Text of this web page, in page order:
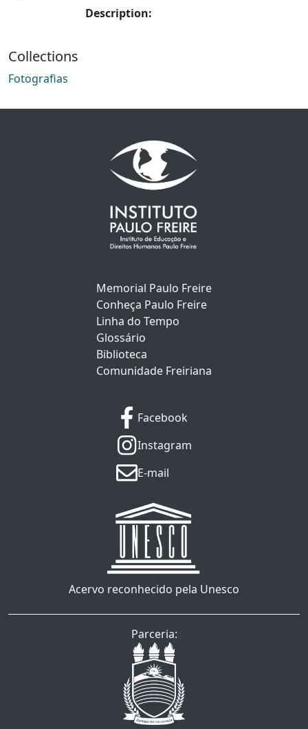
Description:
Collections
Fotografias
Memorial Paulo Freire
Conheça Paulo Freire
Linha do Tempo
Glossário
Biblioteca
Comunidade Freiriana
Facebook
Instagram
E-mail
Acervo reconhecido pela Unesco
Parceria: